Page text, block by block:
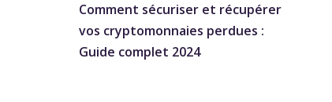
Comment sécuriser et récupérer
vos cryptomonnaies perdues :
Guide complet 2024